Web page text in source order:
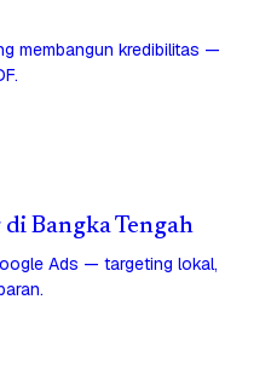
membangun kredibilitas —
Bangka Tengah
Ads — targeting lokal,